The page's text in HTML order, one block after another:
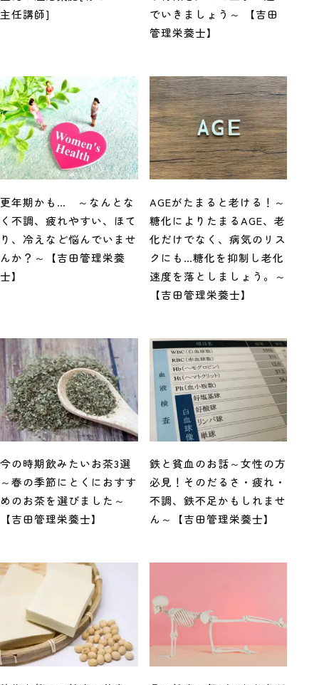
主任講師]
でいきましょう～ 【吉田
管理栄養士】
更年期かも… ～なんとな
く不調、疲れやすい、ほて
り、冷えなど悩んでいませ
んか？～【吉田管理栄養
士】
AGEがたまると老ける！～
糖化によりたまるAGE、老
化だけでなく、病気のリス
クにも…糖化を抑制し老化
速度を落としましょう。～
【吉田管理栄養士】
今の時期飲みたいお茶3選
～春の季節にとくにおすす
めのお茶を選びました～
【吉田管理栄養士】
鉄と貧血のお話～女性の方
必見！そのだるさ・疲れ・
不調、鉄不足かもしれませ
ん～【吉田管理栄養士】